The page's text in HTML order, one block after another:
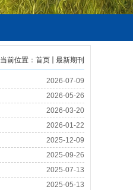
当前位置： 首页 最新期刊
2026-07-09
2026-05-26
2026-03-20
2026-01-22
2025-12-09
2025-09-26
2025-07-13
2025-05-13